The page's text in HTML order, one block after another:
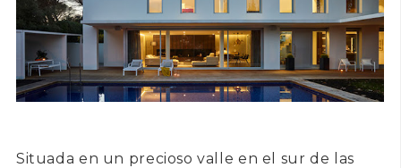
Situada en un precioso valle en el sur de las